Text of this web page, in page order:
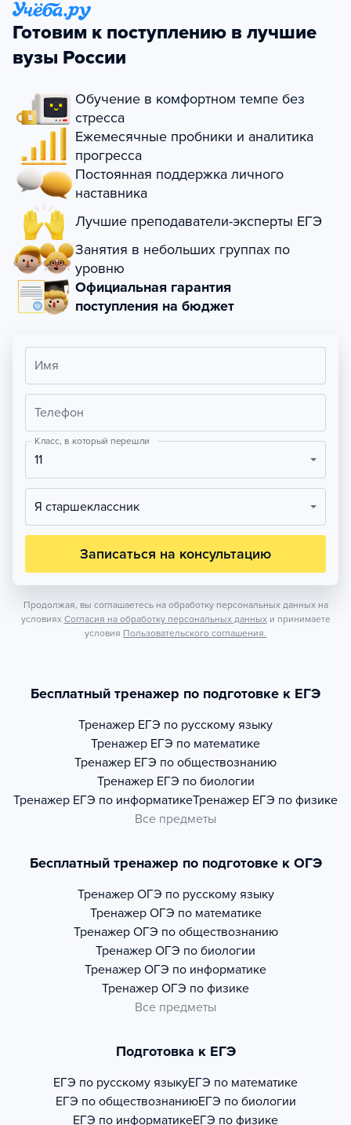
Готовим к поступлению в лучшие
вузы России
Обучение в комфортном темпе без
стресса
Ежемесячные пробники и аналитика
прогресса
Постоянная поддержка личного
наставника
Лучшие преподаватели-эксперты ЕГЭ
Занятия в небольших группах по
уровню
Официальная гарантия
поступления на бюджет
Имя
Телефон
Класс, в который перешли
11
Я старшеклассник
Записаться на консультацию
Продолжая, вы соглашаетесь на обработку персональных данных на
условиях Согласия на обработку персональных данных и принимаете
условия Пользовательского соглашения.
Бесплатный тренажер по подготовке к ЕГЭ
Тренажер ЕГЭ по русскому языку
Тренажер ЕГЭ по математике
Тренажер ЕГЭ по обществознанию
Тренажер ЕГЭ по биологии
Тренажер ЕГЭ по информатикеТренажер ЕГЭ по физике
Все предметы
Бесплатный тренажер по подготовке к ОГЭ
Тренажер ОГЭ по русскому языку
Тренажер ОГЭ по математике
Тренажер ОГЭ по обществознанию
Тренажер ОГЭ по биологии
Тренажер ОГЭ по информатике
Тренажер ОГЭ по физике
Все предметы
Подготовка к ЕГЭ
ЕГЭ по русскому языкуЕГЭ по математике
ЕГЭ по обществознаниюЕГЭ по биологии
ЕГЭ по информатикеЕГЭ по физике